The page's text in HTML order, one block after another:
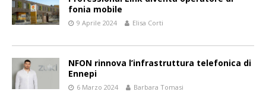
fonia mobile
9 Aprile 2024 Elisa Corti
NFON rinnova l’infrastruttura telefonica di
Ennepi
6 Marzo 2024 Barbara Tomasi